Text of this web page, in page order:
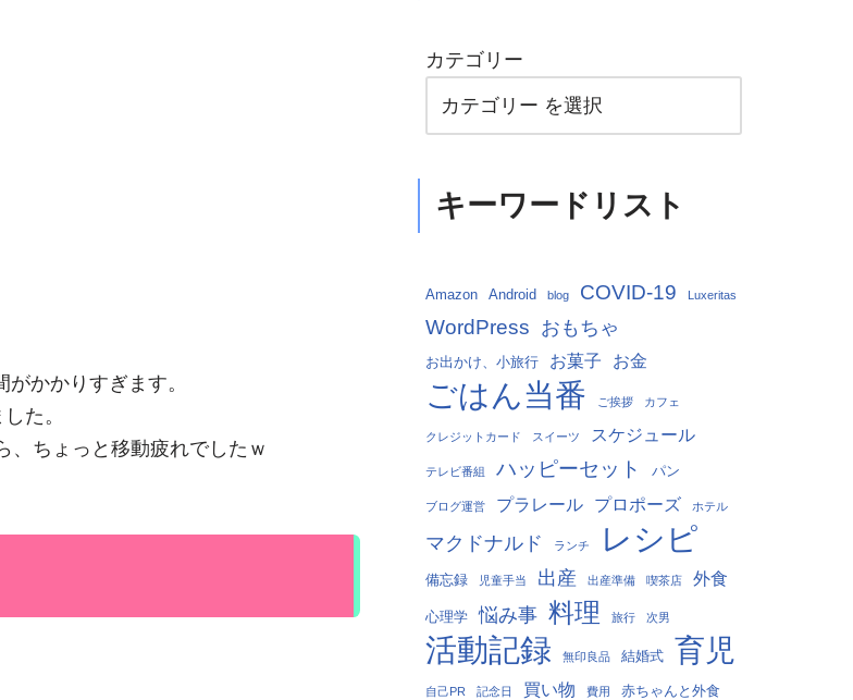
かかりすぎます。
た。
、ちょっと移動疲れでしたｗ
カテゴリー
キーワードリスト
Amazon Android blog COVID-19 Luxeritas
WordPress おもちゃ
お出かけ、小旅行 お菓子 お金
ごはん当番 ご挨拶 カフェ
クレジットカード スイーツ スケジュール
テレビ番組 ハッピーセット パン
ブログ運営 プラレール プロポーズ ホテル
マクドナルド ランチ レシピ
備忘録 児童手当 出産 出産準備 喫茶店 外食
心理学 悩み事 料理 旅行 次男
活動記録 無印良品 結婚式 育児
自己PR 記念日 買い物 費用 赤ちゃんと外食